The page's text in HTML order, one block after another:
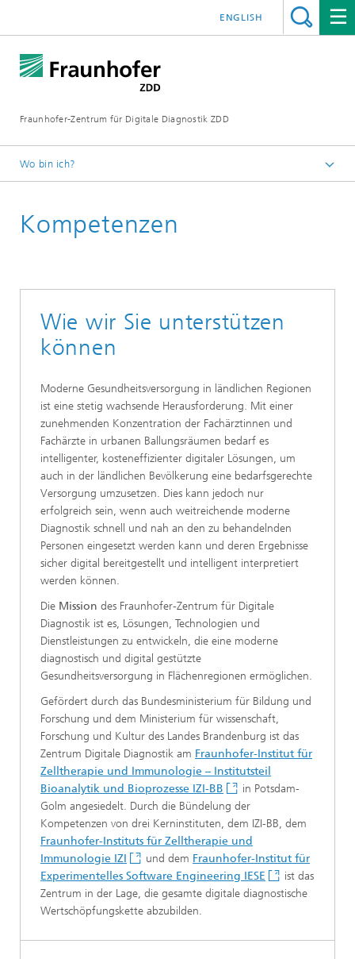
Fraunhofer-Zentrum für Digitale Diagnostik ZDD
ENGLISH
Wo bin ich?
Kompetenzen
Wie wir Sie unterstützen
können
Moderne Gesundheitsversorgung in ländlichen Regionen
ist eine stetig wachsende Herausforderung. Mit einer
zunehmenden Konzentration der Fachärztinnen und
Fachärzte in urbanen Ballungsräumen bedarf es
intelligenter, kosteneffizienter digitaler Lösungen, um
auch in der ländlichen Bevölkerung eine bedarfsgerechte
Versorgung umzusetzen. Dies kann jedoch nur
erfolgreich sein, wenn auch weitreichende moderne
Diagnostik schnell und nah an den zu behandelnden
Personen eingesetzt werden kann und deren Ergebnisse
sicher digital bereitgestellt und intelligent interpretiert
werden können.
Die Mission des Fraunhofer-Zentrum für Digitale
Diagnostik ist es, Lösungen, Technologien und
Dienstleistungen zu entwickeln, die eine moderne
diagnostisch und digital gestützte
Gesundheitsversorgung in Flächenregionen ermöglichen.
Gefördert durch das Bundesministerium für Bildung und
Forschung und dem Ministerium für wissenschaft,
Forschung und Kultur des Landes Brandenburg ist das
Zentrum Digitale Diagnostik am Fraunhofer-Institut für
Zelltherapie und Immunologie – Institutsteil
Bioanalytik und Bioprozesse IZI-BB
in Potsdam-
Golm angesiedelt. Durch die Bündelung der
Kompetenzen von drei Kerninstituten, dem IZI-BB, dem
Fraunhofer-Instituts für Zelltherapie und
Immunologie IZI
und dem Fraunhofer-Institut für
Experimentelles Software Engineering IESE
ist das
Zentrum in der Lage, die gesamte digitale diagnostische
Wertschöpfungskette abzubilden.